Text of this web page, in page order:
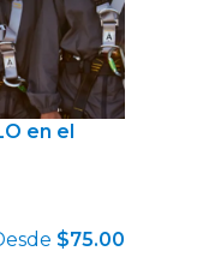
en el
$75.00